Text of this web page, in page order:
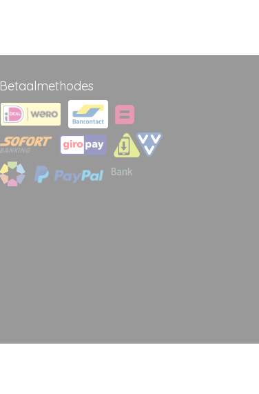
Betaalmethodes